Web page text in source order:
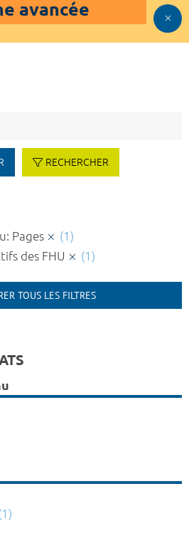
avancée
RECHERCHER
Pages
(1)
des FHU
(1)
TOUS LES FILTRES